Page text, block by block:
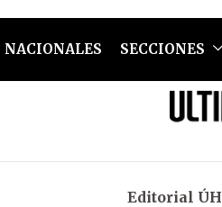
NACIONALES SECCIONES
Editorial ÚH